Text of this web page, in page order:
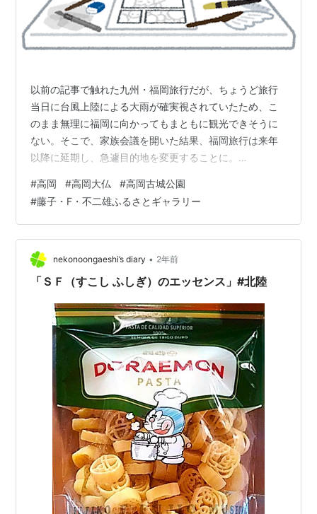
以前の記事で触れた九州・福岡旅行だが、ちょうど旅行
当日に台風上陸による大雨が確実視されていたため、こ
のまま無理に福岡に向かってもまともに観光できそうに
ない。そこで、家族会議を開いた結果、福岡旅行は来年
以降に延期し、急遽目的地を変更することに。
旅行先は、北陸地方の富山県・石川県。もともと今年の
正月休みを利用して息子と二人で北陸旅行を計画してい
たが、地震の影響で福井に変更した経緯がある。そこ
で、あれから10ケ月後のリベンジということで、以下の
日程（3泊4日）で北陸観光を行った。 １日目・・・高岡
大仏、高岡城、藤子・F・…
#高岡 #高岡大仏 #高岡古城公園
#藤子・F・不二雄ふるさとギャラリー
nekonoongaeshi’s diary • 2年前
「ＳＦ（すこし ふしぎ）のエッセンス」#北陸